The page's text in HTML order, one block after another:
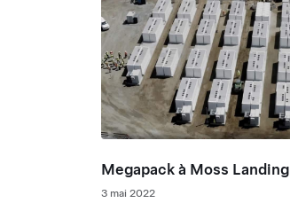
Megapack à Moss Landing
3 mai 2022